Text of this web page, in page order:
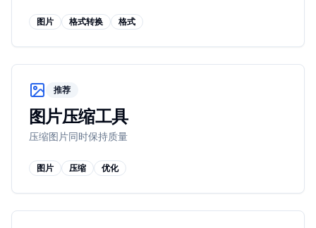
交媒体等场景。
图片 格式转换 格式
推荐
图片压缩工具
压缩图片同时保持质量
图片 压缩 优化